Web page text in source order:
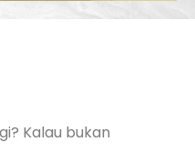
Kalau bukan